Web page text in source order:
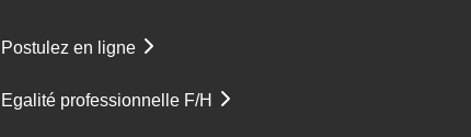
Postulez en ligne
Egalité professionnelle F/H